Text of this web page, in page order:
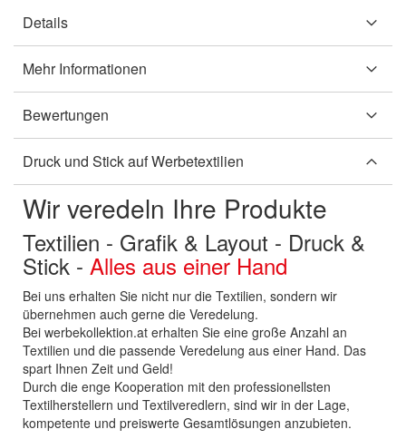
Details
Mehr Informationen
Bewertungen
Druck und Stick auf Werbetextilien
Wir veredeln Ihre Produkte
Textilien - Grafik & Layout - Druck &
Stick - Alles aus einer Hand
Bei uns erhalten Sie nicht nur die Textilien, sondern wir
übernehmen auch gerne die Veredelung.
Bei werbekollektion.at erhalten Sie eine große Anzahl an
Textilien und die passende Veredelung aus einer Hand. Das
spart Ihnen Zeit und Geld!
Durch die enge Kooperation mit den professionellsten
Textilherstellern und Textilveredlern, sind wir in der Lage,
kompetente und preiswerte Gesamtlösungen anzubieten.